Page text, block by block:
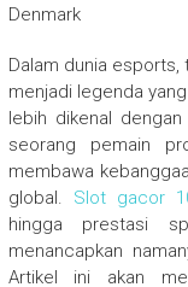
Denmark
Dalam dunia esports,
menjadi legenda
lebih dikenal dengan
seorang pemain
membawa
global. Slot gacor
hingga prestasi
menancapkan
Artikel ini akan